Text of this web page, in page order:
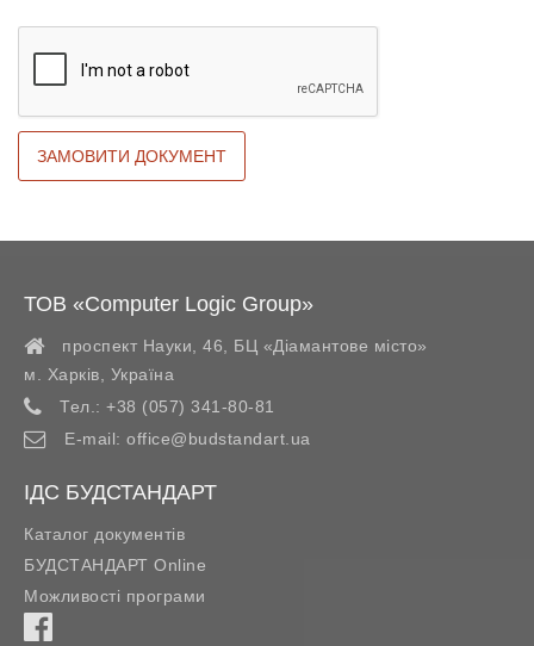
ТОВ «Computer Logic Group»
проспект Науки, 46, БЦ «Діамантове місто»
м. Харків
Україна
Тел.: +38 (057) 341-80-81
E-mail: office@budstandart.ua
ІДС БУДСТАНДАРТ
Каталог документів
БУДСТАНДАРТ Online
Можливості програми